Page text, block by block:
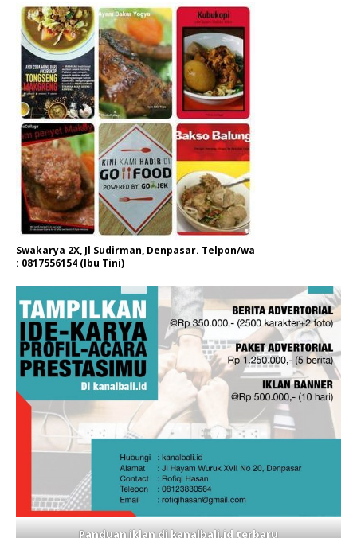
Swakarya 2X, Jl Sudirman, Denpasar. Telpon/wa
: 0817556154 (Ibu Tini)
Panduan iklan di kanalbali,id terbaru